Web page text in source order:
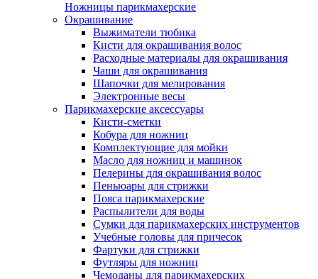
Ножницы парикмахерские
Окрашивание
Выжиматели тюбика
Кисти для окрашивания волос
Расходные материалы для окрашивания
Чаши для окрашивания
Шапочки для мелирования
Электронные весы
Парикмахерские аксессуары
Кисти-сметки
Кобура для ножниц
Комплектующие для мойки
Масло для ножниц и машинок
Пелерины для окрашивания волос
Пеньюары для стрижки
Пояса парикмахерские
Распылители для воды
Сумки для парикмахерских инструментов
Учебные головы для причесок
Фартуки для стрижки
Футляры для ножниц
Чемоданы для парикмахерских